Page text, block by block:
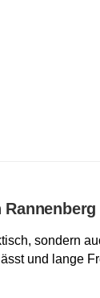
sondern
und lange